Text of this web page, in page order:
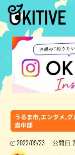
うるま市,エンタメ,
島中部
2022/09/23 公開日